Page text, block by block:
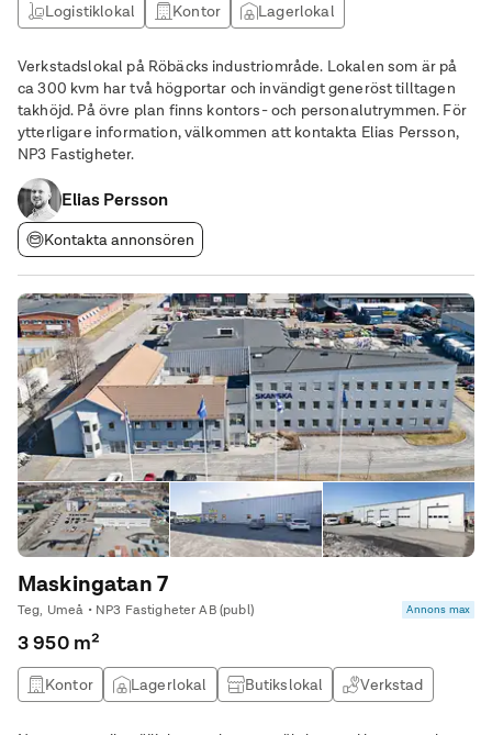
Logistiklokal Kontor
Lagerlokal
Verkstadslokal på Röbäcks industriområde. Lokalen som är på
ca 300 kvm har två högportar och invändigt generöst tilltagen
takhöjd. På övre plan finns kontors- och personalutrymmen. För
ytterligare information, välkommen att kontakta Elias Persson,
NP3 Fastigheter.
Elias Persson
Kontakta annonsören
Maskingatan 7
Teg, Umeå • NP3 Fastigheter AB (publ) Annons max
3 950 m²
Kontor Lagerlokal Butikslokal Verkstad